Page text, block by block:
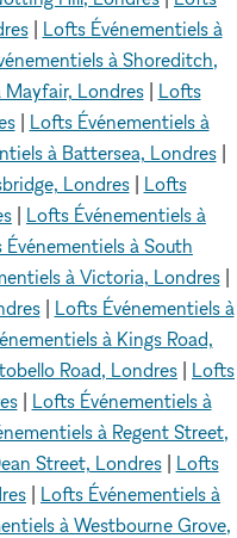
| Lofts Événementiels à
à Shoreditch,
Mayfair, Londres| Lofts
| Lofts Événementiels à
à Battersea, Londres|
Londres| Lofts
Lofts Événementiels à
Événementiels à South
à Victoria, Londres|
| Lofts Événementiels à
à Kings Road,
Road, Londres
Lofts
| Lofts Événementiels à
à Regent Street,
Street, Londres| Lofts
Lofts Événementiels à
à Westbourne Grove,